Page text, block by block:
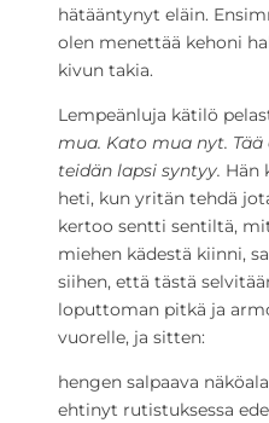
hätääntynyt eläin.
olen menettää kehoni
kivun takia.
Lempeänluja kätilö
mua. Kato mua nyt.
teidän lapsi syntyy. Hän
heti, kun yritän tehdä
kertoo sentti sentiltä,
miehen kädestä kiinni,
siihen, että tästä
loputtoman pitkä ja
vuorelle, ja sitten:
hengen salpaava
ehtinyt rutistuksessa